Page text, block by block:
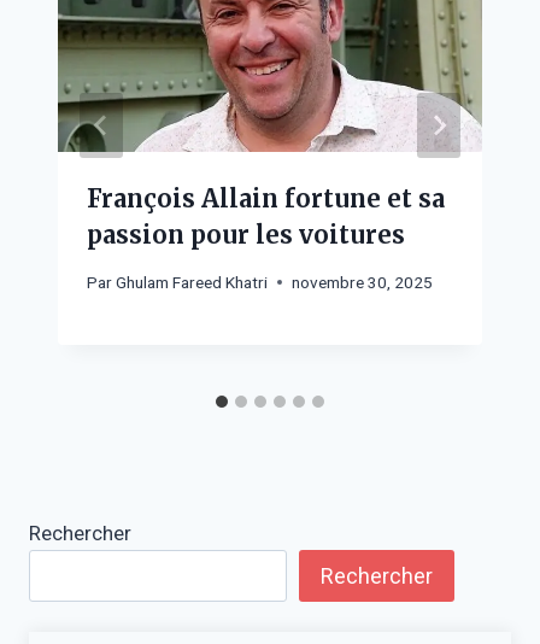
François Allain fortune et sa
passion pour les voitures
ParGhulam Fareed Khatri novembre 30, 2025
Rechercher
Rechercher